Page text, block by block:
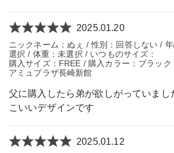
2025.01.20
ニックネーム：ぬぇ / 性別：回答しない /
選択 / 体重：未選択 / いつものサイズ：
購入サイズ：FREE / 購入カラー：ブラック
アミュプラザ長崎新館
父に購入したら弟が欲しがっていまし
こいいデザインです
2025.01.12